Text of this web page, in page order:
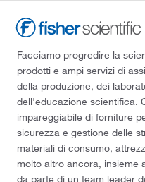
Facciamo progredire la
prodotti e ampi servizi di
della produzione, dei
dell'educazione scientifica.
impareggiabile di forniture
sicurezza e gestione delle
materiali di consumo,
molto altro ancora, insieme
da parte di un team leader